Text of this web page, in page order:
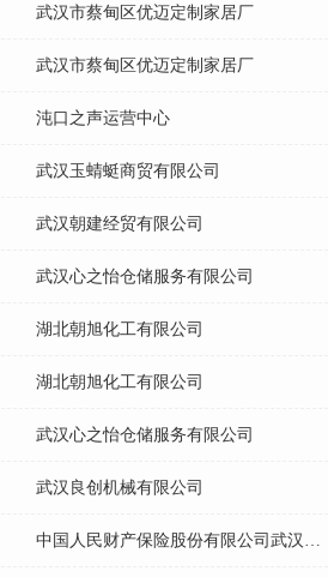
武汉市蔡甸区优迈定制家居厂
武汉市蔡甸区优迈定制家居厂
沌口之声运营中心
武汉玉蜻蜓商贸有限公司
武汉朝建经贸有限公司
武汉心之怡仓储服务有限公司
湖北朝旭化工有限公司
湖北朝旭化工有限公司
武汉心之怡仓储服务有限公司
武汉良创机械有限公司